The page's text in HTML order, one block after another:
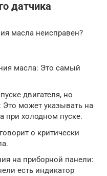
датчика
масла неисправен?
масла: Это самый
двигателя, но
Это может указывать на
при холодном пуске.
о критически
на приборной панели:
есть индикатор